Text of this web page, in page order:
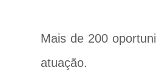
Mais de 200
atuação.